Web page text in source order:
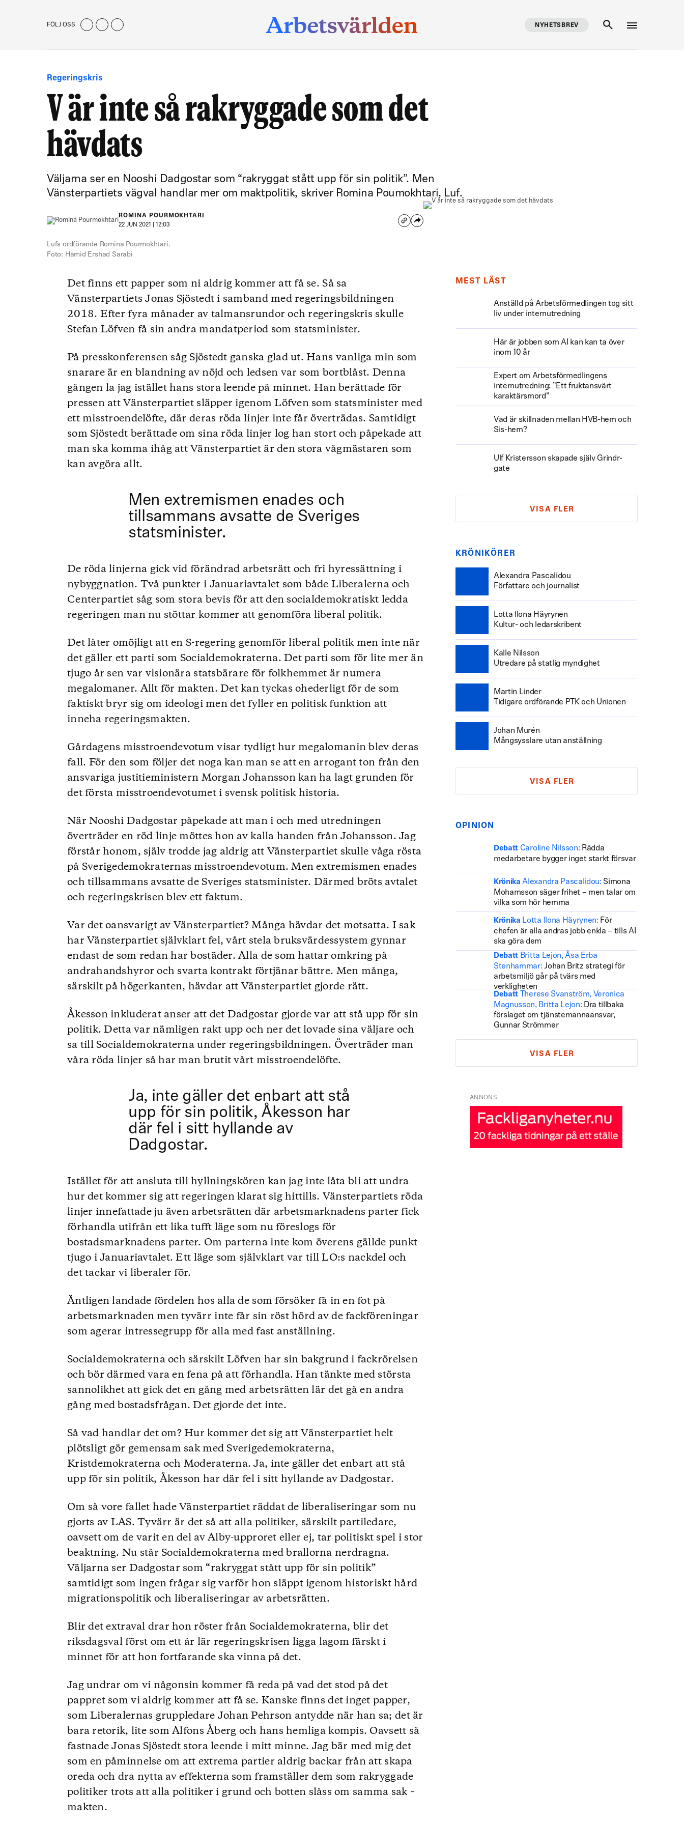
FÖLJ OSS NYHETSBREV
Regeringskris
V är inte så rakryggade som det
hävdats
Väljarna ser en Nooshi Dadgostar som “rakryggat stått upp för sin politik”. Men
Vänsterpartiets vägval handlar mer om maktpolitik, skriver Romina Poumokhtari, Luf.
ROMINA POURMOKHTARI
22 JUN 2021 | 12:03
Lufs ordförande Romina Pourmokhtari.
Foto: Hamid Ershad Sarabi
Det finns ett papper som ni aldrig kommer att få se. Så sa
Vänsterpartiets Jonas Sjöstedt i samband med regeringsbildningen
2018. Efter fyra månader av talmansrundor och regeringskris skulle
Stefan Löfven få sin andra mandatperiod som statsminister.
På presskonferensen såg Sjöstedt ganska glad ut. Hans vanliga min som
snarare är en blandning av nöjd och ledsen var som bortblåst. Denna
gången la jag istället hans stora leende på minnet. Han berättade för
pressen att Vänsterpartiet släpper igenom Löfven som statsminister med
ett misstroendelöfte, där deras röda linjer inte får överträdas. Samtidigt
som Sjöstedt berättade om sina röda linjer log han stort och påpekade att
man ska komma ihåg att Vänsterpartiet är den stora vågmästaren som
kan avgöra allt.
Men extremismen enades och
tillsammans avsatte de Sveriges
statsminister.
De röda linjerna gick vid förändrad arbetsrätt och fri hyressättning i
nybyggnation. Två punkter i Januariavtalet som både Liberalerna och
Centerpartiet såg som stora bevis för att den socialdemokratiskt ledda
regeringen man nu stöttar kommer att genomföra liberal politik.
Det låter omöjligt att en S-regering genomför liberal politik men inte när
det gäller ett parti som Socialdemokraterna. Det parti som för lite mer än
tjugo år sen var visionära statsbärare för folkhemmet är numera
megalomaner. Allt för makten. Det kan tyckas ohederligt för de som
faktiskt bryr sig om ideologi men det fyller en politisk funktion att
inneha regeringsmakten.
Gårdagens misstroendevotum visar tydligt hur megalomanin blev deras
fall. För den som följer det noga kan man se att en arrogant ton från den
ansvariga justitieministern Morgan Johansson kan ha lagt grunden för
det första misstroendevotumet i svensk politisk historia.
När Nooshi Dadgostar påpekade att man i och med utredningen
överträder en röd linje möttes hon av kalla handen från Johansson. Jag
förstår honom, själv trodde jag aldrig att Vänsterpartiet skulle våga rösta
på Sverigedemokraternas misstroendevotum. Men extremismen enades
och tillsammans avsatte de Sveriges statsminister. Därmed bröts avtalet
och regeringskrisen blev ett faktum.
Var det oansvarigt av Vänsterpartiet? Många hävdar det motsatta. I sak
har Vänsterpartiet självklart fel, vårt stela bruksvärdessystem gynnar
endast de som redan har bostäder. Alla de som hattar omkring på
andrahandshyror och svarta kontrakt förtjänar bättre. Men många,
särskilt på högerkanten, hävdar att Vänsterpartiet gjorde rätt.
Åkesson inkluderat anser att det Dadgostar gjorde var att stå upp för sin
politik. Detta var nämligen rakt upp och ner det lovade sina väljare och
sa till Socialdemokraterna under regeringsbildningen. Överträder man
våra röda linjer så har man brutit vårt misstroendelöfte.
Ja, inte gäller det enbart att stå
upp för sin politik, Åkesson har
där fel i sitt hyllande av
Dadgostar.
Istället för att ansluta till hyllningskören kan jag inte låta bli att undra
hur det kommer sig att regeringen klarat sig hittills. Vänsterpartiets röda
linjer innefattade ju även arbetsrätten där arbetsmarknadens parter fick
förhandla utifrån ett lika tufft läge som nu föreslogs för
bostadsmarknadens parter. Om parterna inte kom överens gällde punkt
tjugo i Januariavtalet. Ett läge som självklart var till LO:s nackdel och
det tackar vi liberaler för.
Äntligen landade fördelen hos alla de som försöker få in en fot på
arbetsmarknaden men tyvärr inte får sin röst hörd av de fackföreningar
som agerar intressegrupp för alla med fast anställning.
Socialdemokraterna och särskilt Löfven har sin bakgrund i fackrörelsen
och bör därmed vara en fena på att förhandla. Han tänkte med största
sannolikhet att gick det en gång med arbetsrätten lär det gå en andra
gång med bostadsfrågan. Det gjorde det inte.
Så vad handlar det om? Hur kommer det sig att Vänsterpartiet helt
plötsligt gör gemensam sak med Sverigedemokraterna,
Kristdemokraterna och Moderaterna. Ja, inte gäller det enbart att stå
upp för sin politik, Åkesson har där fel i sitt hyllande av Dadgostar.
Om så vore fallet hade Vänsterpartiet räddat de liberaliseringar som nu
gjorts av LAS. Tyvärr är det så att alla politiker, särskilt partiledare,
oavsett om de varit en del av Alby-upproret eller ej, tar politiskt spel i stor
beaktning. Nu står Socialdemokraterna med brallorna nerdragna.
Väljarna ser Dadgostar som “rakryggat stått upp för sin politik”
samtidigt som ingen frågar sig varför hon släppt igenom historiskt hård
migrationspolitik och liberaliseringar av arbetsrätten.
Blir det extraval drar hon röster från Socialdemokraterna, blir det
riksdagsval först om ett år lär regeringskrisen ligga lagom färskt i
minnet för att hon fortfarande ska vinna på det.
Jag undrar om vi någonsin kommer få reda på vad det stod på det
pappret som vi aldrig kommer att få se. Kanske finns det inget papper,
som Liberalernas gruppledare Johan Pehrson antydde när han sa; det är
bara retorik, lite som Alfons Åberg och hans hemliga kompis. Oavsett så
fastnade Jonas Sjöstedt stora leende i mitt minne. Jag bär med mig det
som en påminnelse om att extrema partier aldrig backar från att skapa
oreda och dra nytta av effekterna som framställer dem som rakryggade
politiker trots att alla politiker i grund och botten slåss om samma sak –
makten.
MEST LÄST
Anställd på Arbetsförmedlingen tog sitt
liv under internutredning
Här är jobben som AI kan kan ta över
inom 10 år
Expert om Arbetsförmedlingens
internutredning: ”Ett fruktansvärt
karaktärsmord”
Vad är skillnaden mellan HVB-hem och
Sis-hem?
Ulf Kristersson skapade själv Grindr-
gate
VISA FLER
KRÖNIKÖRER
Alexandra Pascalidou
Författare och journalist
Lotta Ilona Häyrynen
Kultur- och ledarskribent
Kalle Nilsson
Utredare på statlig myndighet
Martin Linder
Tidigare ordförande PTK och Unionen
Johan Murén
Mångsysslare utan anställning
VISA FLER
OPINION
Debatt Caroline Nilsson: Rädda
medarbetare bygger inget starkt försvar
Krönika Alexandra Pascalidou: Simona
Mohamsson säger frihet – men talar om
vilka som hör hemma
Krönika Lotta Ilona Häyrynen: För
chefen är alla andras jobb enkla – tills AI
ska göra dem
Debatt Britta Lejon, Åsa Erba
Stenhammar: Johan Britz strategi för
arbetsmiljö går på tvärs med
verkligheten
Debatt
Therese Svanström, Veronica
Magnusson, Britta Lejon: Dra tillbaka
förslaget om tjänstemannaansvar,
Gunnar Strömmer
VISA FLER
ANNONS